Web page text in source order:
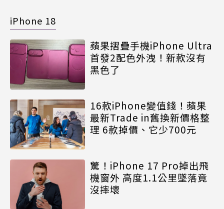
iPhone 18
蘋果摺疊手機iPhone Ultra
首發2配色外洩！新款沒有
黑色了
16款iPhone變值錢！蘋果
最新Trade in舊換新價格整
理 6款掉價、它少700元
驚！iPhone 17 Pro掉出飛
機窗外 高度1.1公里墜落竟
沒摔壞